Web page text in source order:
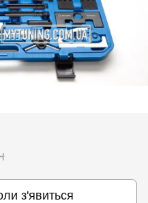
з'явиться